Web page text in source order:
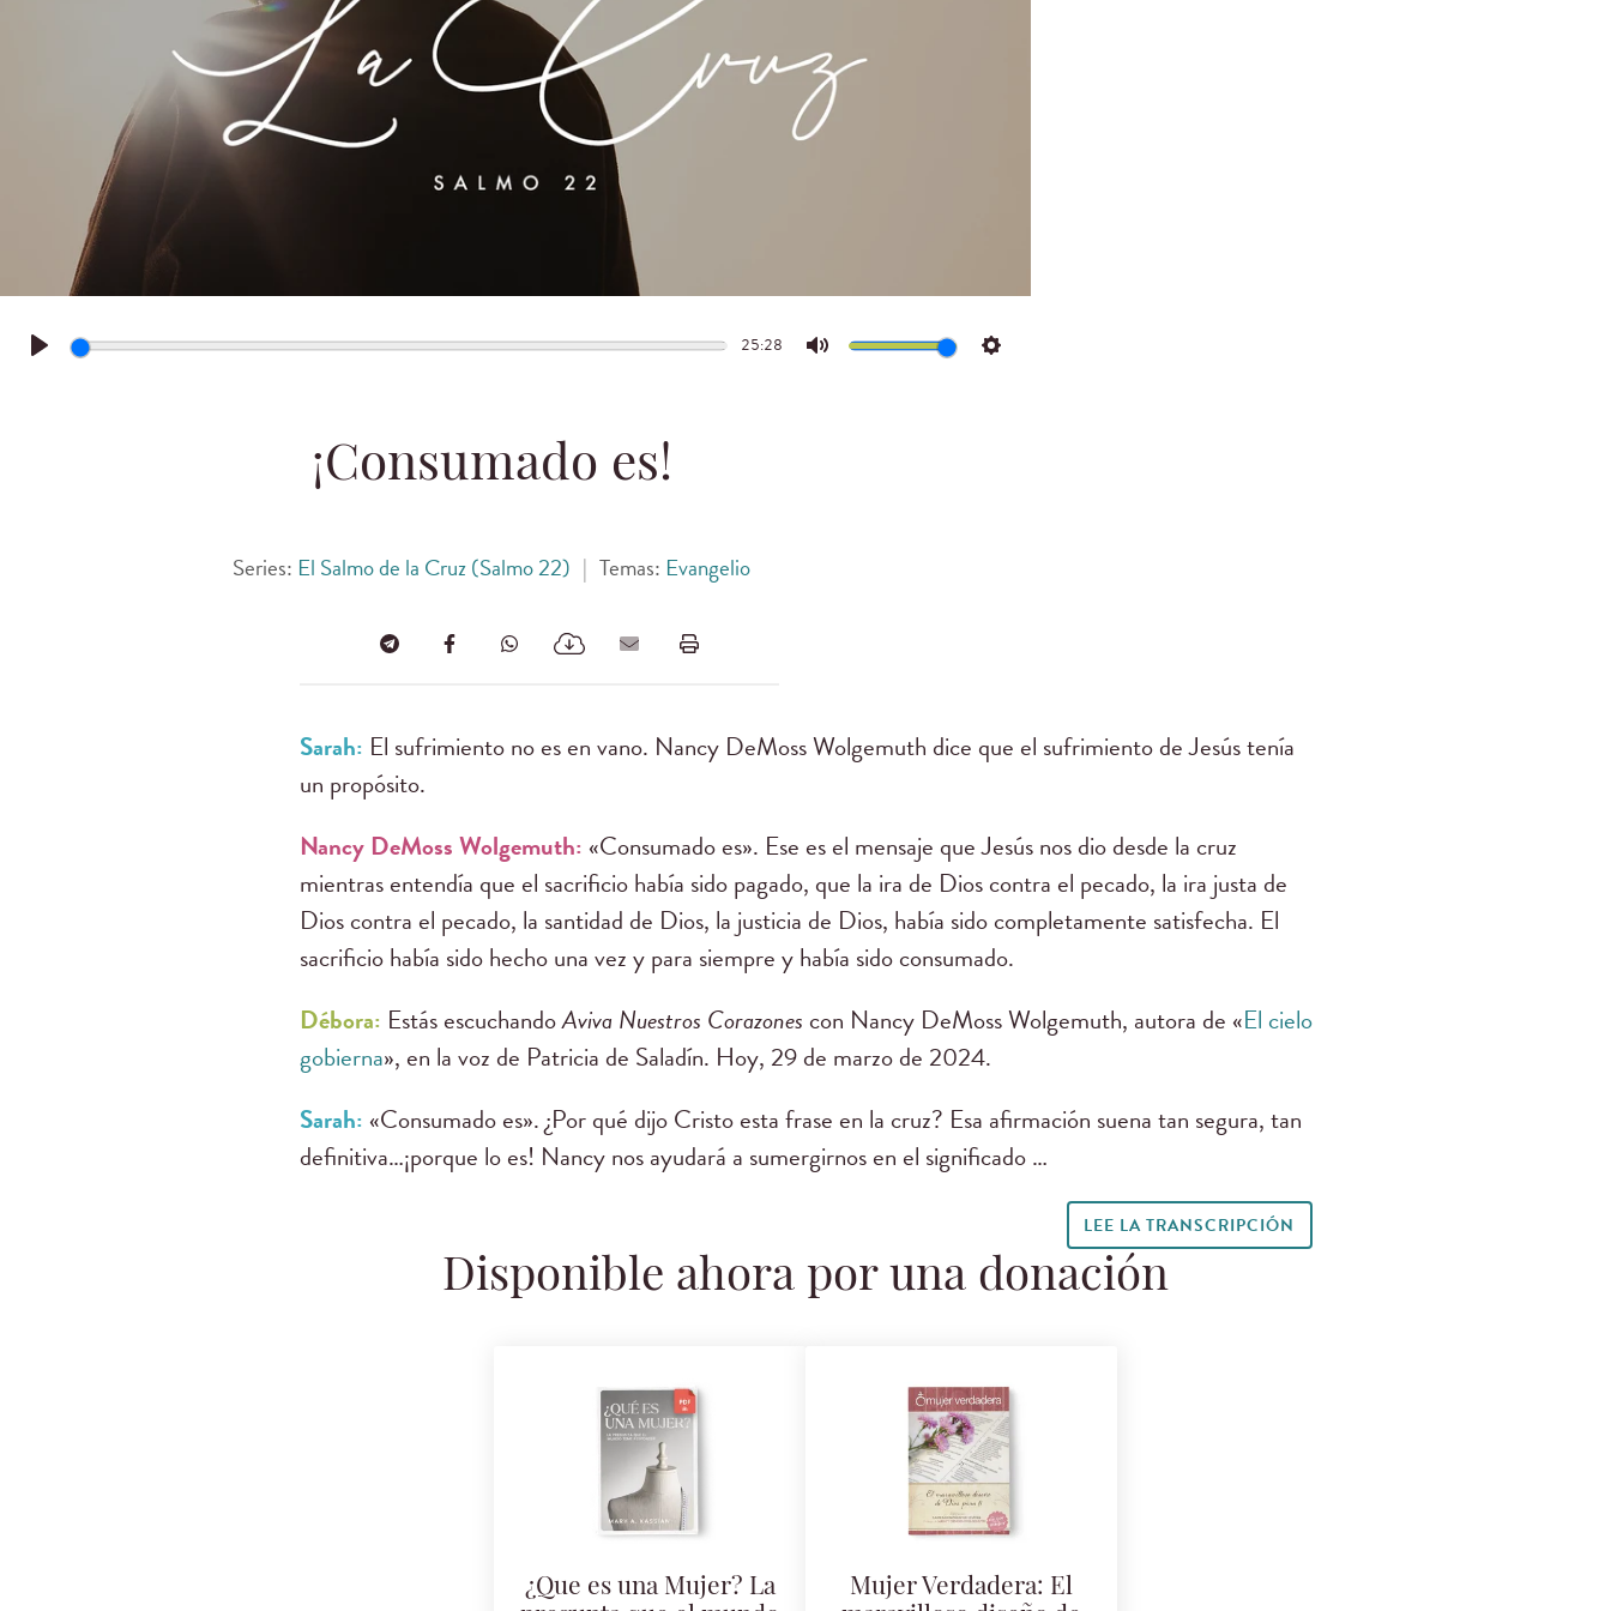
Play
25:28
Mute Settings
¡Consumado es!
Series: El Salmo de la Cruz (Salmo 22) | Temas: Evangelio
Sarah: El sufrimiento no es en vano. Nancy DeMoss Wolgemuth dice que el sufrimiento de Jesús tenía
un propósito.
Nancy DeMoss Wolgemuth: «Consumado es». Ese es el mensaje que Jesús nos dio desde la cruz
mientras entendía que el sacrificio había sido pagado, que la ira de Dios contra el pecado, la ira justa de
Dios contra el pecado, la santidad de Dios, la justicia de Dios, había sido completamente satisfecha. El
sacrificio había sido hecho una vez y para siempre y había sido consumado.
Débora: Estás escuchandoAviva Nuestros Corazones con Nancy DeMoss Wolgemuth, autora de «El cielo
gobierna», en la voz de Patricia de Saladín. Hoy, 29 de marzo de 2024.
Sarah:«Consumado es». ¿Por qué dijo Cristo esta frase en la cruz? Esa afirmación suena tan segura, tan
definitiva…¡porque lo es! Nancy nos ayudará a sumergirnos en el significado …
LEE LA TRANSCRIPCIÓN
Disponible ahora por una donación
¿Que es una Mujer? La
Mujer Verdadera: El